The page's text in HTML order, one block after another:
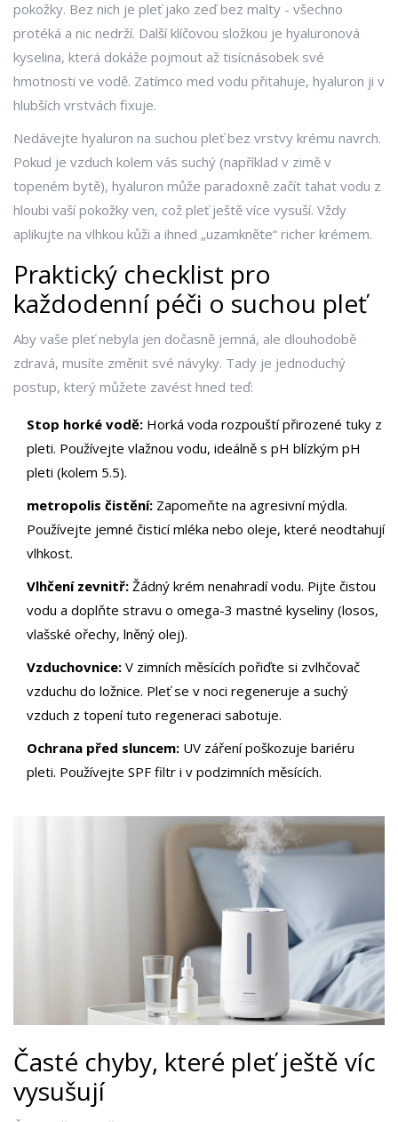
pokožky. Bez nich je pleť jako zeď bez malty - všechno
protéká a nic nedrží. Další klíčovou složkou je hyaluronová
kyselina, která dokáže pojmout až tisícnásobek své
hmotnosti ve vodě. Zatímco med vodu přitahuje, hyaluron ji v
hlubších vrstvách fixuje.
Nedávejte hyaluron na suchou pleť bez vrstvy krému navrch.
Pokud je vzduch kolem vás suchý (například v zimě v
topeném bytě), hyaluron může paradoxně začít tahat vodu z
hloubi vaší pokožky ven, což pleť ještě více vysuší. Vždy
aplikujte na vlhkou kůži a ihned „uzamkněte“ richer krémem.
Praktický checklist pro
každodenní péči o suchou pleť
Aby vaše pleť nebyla jen dočasně jemná, ale dlouhodobě
zdravá, musíte změnit své návyky. Tady je jednoduchý
postup, který můžete zavést hned teď:
Stop horké vodě: Horká voda rozpouští přirozené tuky z
pleti. Používejte vlažnou vodu, ideálně s pH blízkým pH
pleti (kolem 5.5).
metropolis čistění: Zapomeňte na agresivní mýdla.
Používejte jemné čisticí mléka nebo oleje, které neodtahují
vlhkost.
Vlhčení zevnitř: Žádný krém nenahradí vodu. Pijte čistou
vodu a doplňte stravu o omega-3 mastné kyseliny (losos,
vlašské ořechy, lněný olej).
Vzduchovnice: V zimních měsících pořiďte si zvlhčovač
vzduchu do ložnice. Pleť se v noci regeneruje a suchý
vzduch z topení tuto regeneraci sabotuje.
Ochrana před sluncem: UV záření poškozuje bariéru
pleti. Používejte SPF filtr i v podzimních měsících.
Časté chyby, které pleť ještě víc
vysušují